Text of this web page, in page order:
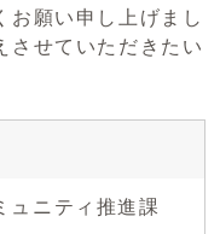
お願い申し上げまし
させていただきたい
ュニティ推進課